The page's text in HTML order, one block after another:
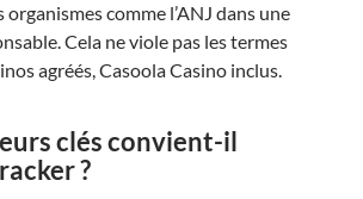
comme l’ANJ dans une
Cela ne viole pas les termes
agréés, Casoola Casino inclus.
clés convient-il
?